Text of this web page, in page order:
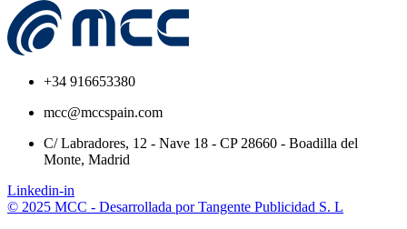
+34 916653380
mcc@mccspain.com
C/ Labradores, 12 - Nave 18 - CP 28660 - Boadilla del
Monte, Madrid
Linkedin-in
© 2025 MCC - Desarrollada por Tangente Publicidad S. L